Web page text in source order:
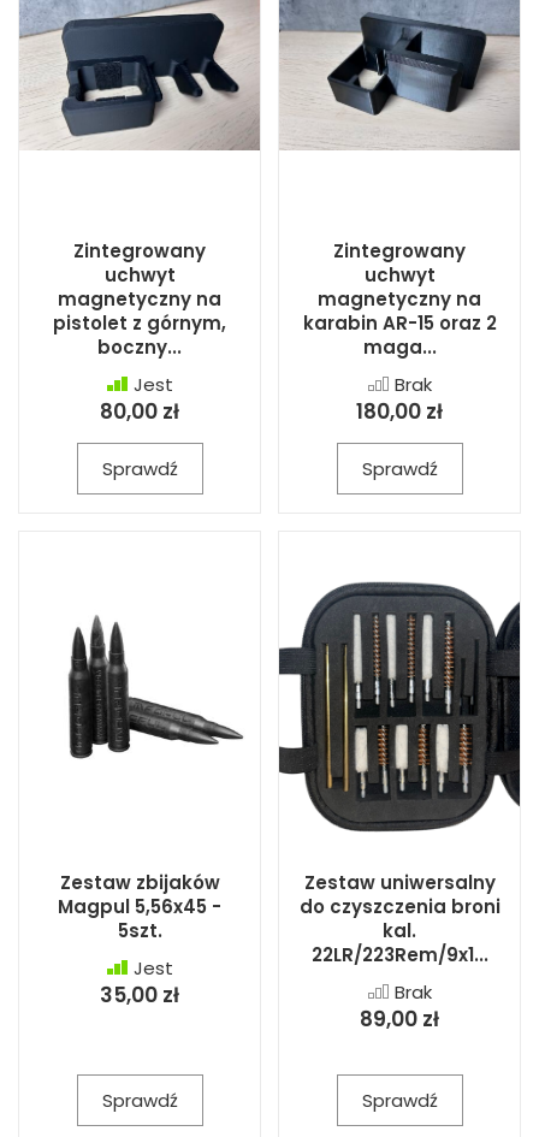
Zintegrowany
uchwyt
magnetyczny na
pistolet z górnym,
boczny...
Jest
80,00 zł
Sprawdź
Zintegrowany
uchwyt
magnetyczny na
karabin AR-15 oraz 2
maga...
Brak
180,00 zł
Sprawdź
Zestaw zbijaków
Magpul 5,56x45 -
5szt.
Jest
35,00 zł
Sprawdź
Zestaw uniwersalny
do czyszczenia broni
kal.
22LR/223Rem/9x1...
Brak
89,00 zł
Sprawdź